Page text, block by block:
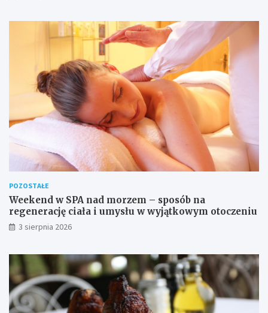
POZOSTAŁE
Weekend w SPA nad morzem – sposób na
regenerację ciała i umysłu w wyjątkowym otoczeniu
3 sierpnia 2026